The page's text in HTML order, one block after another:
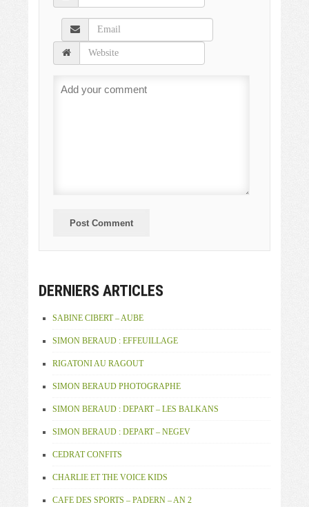
DERNIERS ARTICLES
SABINE CIBERT – AUBE
SIMON BERAUD : EFFEUILLAGE
RIGATONI AU RAGOUT
SIMON BERAUD PHOTOGRAPHE
SIMON BERAUD : DEPART – LES BALKANS
SIMON BERAUD : DEPART – NEGEV
CEDRAT CONFITS
CHARLIE ET THE VOICE KIDS
CAFE DES SPORTS – PADERN – AN 2